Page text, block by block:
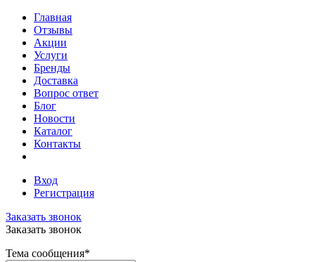
Главная
Отзывы
Акции
Услуги
Бренды
Доставка
Вопрос ответ
Блог
Новости
Каталог
Контакты
Вход
Регистрация
Заказать звонок
Заказать звонок
Тема сообщения*